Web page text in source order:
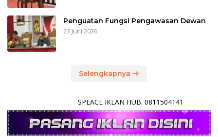
Penguatan Fungsi Pengawasan Dewan
23 Juni 2026
Selengkapnya
SPEACE IKLAN HUB. 0811504141